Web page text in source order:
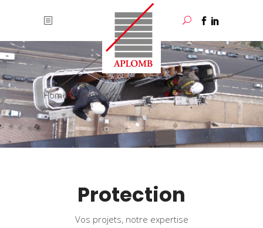
Home/ Protection
Protection
Vos projets, notre expertise